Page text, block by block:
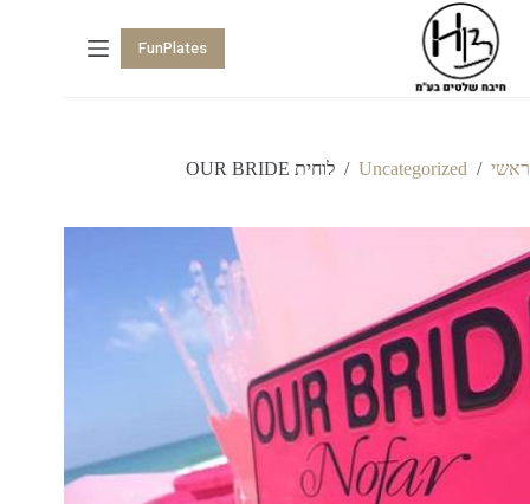
FunPlates
ראשי /
Uncategorized
/ לוחית OUR BRIDE